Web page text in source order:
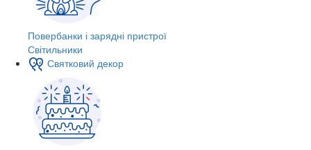
Повербанки і зарядні пристрої
Світильники
Святковий декор